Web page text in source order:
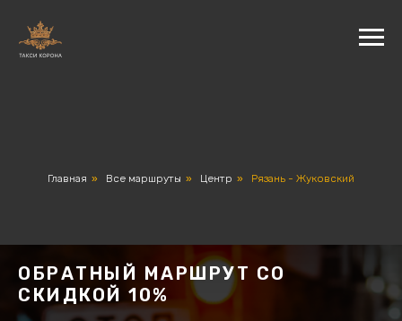
Главная » Все маршруты » Центр » Рязань - Жуковский
ОБРАТНЫЙ МАРШРУТ СО
СКИДКОЙ 10%